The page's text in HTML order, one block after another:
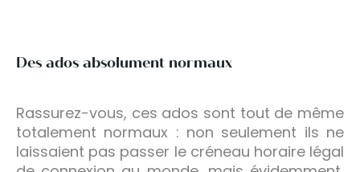
Des ados absolument normaux
Rassurez-vous, ces ados sont tout de même
totalement normaux : non seulement ils ne
laissaient pas passer le créneau horaire légal